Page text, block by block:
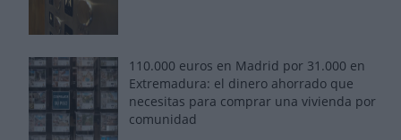
110.000 euros en Madrid por 31.000 en
Extremadura: el dinero ahorrado que
necesitas para comprar una vivienda por
comunidad